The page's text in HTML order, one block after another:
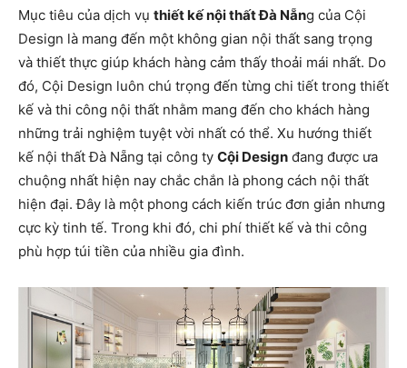
Mục tiêu của dịch vụ thiết kế nội thất Đà Nẵng của Cội
Design là mang đến một không gian nội thất sang trọng
và thiết thực giúp khách hàng cảm thấy thoải mái nhất. Do
đó, Cội Design luôn chú trọng đến từng chi tiết trong thiết
kế và thi công nội thất nhằm mang đến cho khách hàng
những trải nghiệm tuyệt vời nhất có thể. Xu hướng thiết
kế nội thất Đà Nẵng tại công ty Cội Design đang được ưa
chuộng nhất hiện nay chắc chắn là phong cách nội thất
hiện đại. Đây là một phong cách kiến ​​trúc đơn giản nhưng
cực kỳ tinh tế. Trong khi đó, chi phí thiết kế và thi công
phù hợp túi tiền của nhiều gia đình.